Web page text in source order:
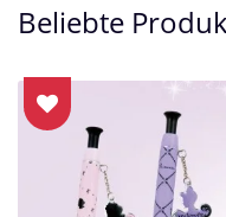
Beliebte